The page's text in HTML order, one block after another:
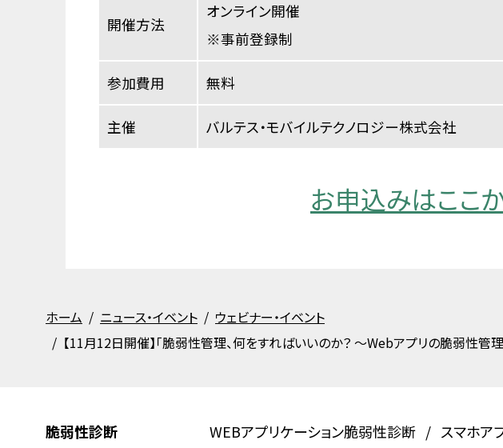
開催方法
オンライン開催
※事前登録制
参加費用 無料
主催 バルテス・モバイルテクノロジー株式会社
お申込みはここ
ホーム ニュース・イベント
ウェビナー・イベント
【11月12日開催】「脆弱性管理、何をすればいいのか？ 〜Webアプリの脆弱性
脆弱性診断 WEBアプリケーション脆弱性診断 スマホア